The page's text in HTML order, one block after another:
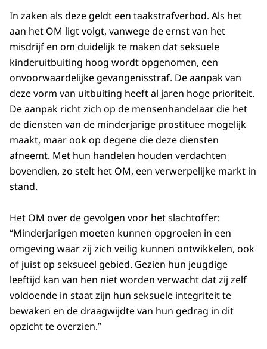
In zaken als deze geldt een taakstrafverbod. Als het
aan het OM ligt volgt, vanwege de ernst van het
misdrijf en om duidelijk te maken dat seksuele
kinderuitbuiting hoog wordt opgenomen, een
onvoorwaardelijke gevangenisstraf. De aanpak van
deze vorm van uitbuiting heeft al jaren hoge prioriteit.
De aanpak richt zich op de mensenhandelaar die het
de diensten van de minderjarige prostituee mogelijk
maakt, maar ook op degene die deze diensten
afneemt. Met hun handelen houden verdachten
bovendien, zo stelt het OM, een verwerpelijke markt in
stand.
Het OM over de gevolgen voor het slachtoffer:
“Minderjarigen moeten kunnen opgroeien in een
omgeving waar zij zich veilig kunnen ontwikkelen, ook
of juist op seksueel gebied. Gezien hun jeugdige
leeftijd kan van hen niet worden verwacht dat zij zelf
voldoende in staat zijn hun seksuele integriteit te
bewaken en de draagwijdte van hun gedrag in dit
opzicht te overzien.”